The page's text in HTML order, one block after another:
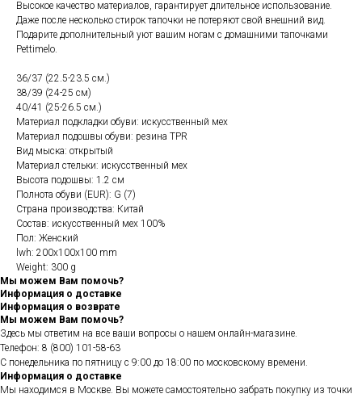
Высокое качество материалов, гарантирует длительное использование.
Даже после несколько стирок тапочки не потеряют свой внешний вид.
Подарите дополнительный уют вашим ногам с домашними тапочками
Pettimelo.
36/37 (22.5-23.5 см.)
38/39 (24-25 см)
40/41 (25-26.5 см.)
Материал подкладки обуви: искусственный мех
Материал подошвы обуви: резина TPR
Вид мыска: открытый
Материал стельки: искусственный мех
Высота подошвы: 1.2 см
Полнота обуви (EUR): G (7)
Страна производства: Китай
Состав: искусственный мех 100%
Пол: Женский
lwh: 200x100x100 mm
Weight: 300 g
Мы можем Вам помочь?
Информация о доставке
Информация о возврате
Мы можем Вам помочь?
Здесь мы ответим на все ваши вопросы о нашем онлайн-магазине.
Телефон: 8 (800) 101-58-63
С понедельника по пятницу с 9:00 до 18:00 по московскому времени.
Информация о доставке
Мы находимся в Москве. Вы можете самостоятельно забрать покупку из точки